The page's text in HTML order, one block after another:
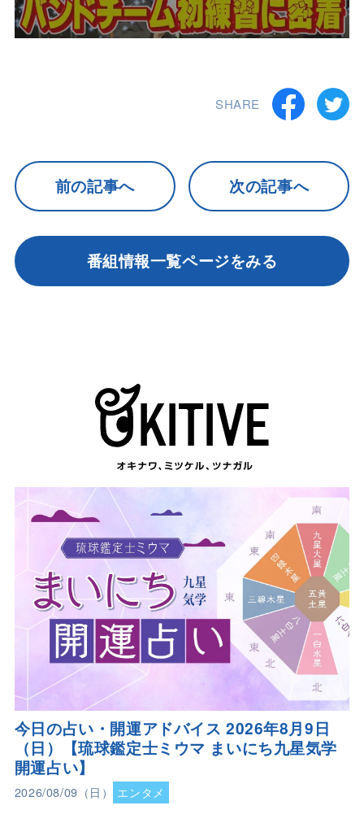
SHARE
前の記事へ 次の記事へ
番組情報一覧ページをみる
今日の占い・開運アドバイス 2026年8月9日
（日）【琉球鑑定士ミウマ まいにち九星気学
開運占い】
2026/08/09（日） エンタメ